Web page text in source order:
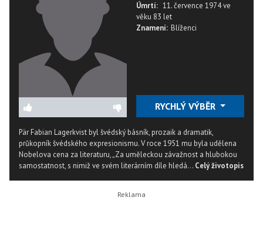
Úmrtí: 11. července 1974ve
věku 83 let
Znamení: Blíženci
RYCHLÝ VÝBĚR
Pär Fabian Lagerkvist byl švédský básník, prozaik a dramatik,
průkopník švédského expresionismu. V roce 1951 mu byla udělena
Nobelova cena za literaturu, „Za uměleckou závažnost a hlubokou
samostatnost, s nimiž ve svém literárním díle hledá... Celý životopis